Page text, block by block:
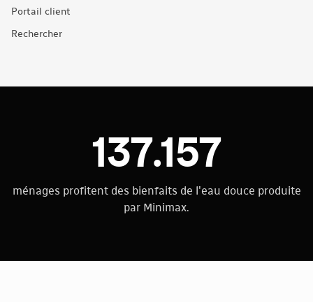
Portail client
Rechercher
137.157
ménages profitent des bienfaits de l'eau douce produite
par Minimax.